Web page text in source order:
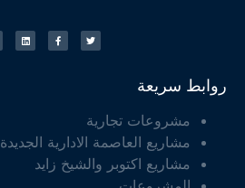
روابط سريعة
مشروعات تجارية
مشاريع العاصمة الادارية الجديدة
مشاريع اكتوبر والشيخ زايد